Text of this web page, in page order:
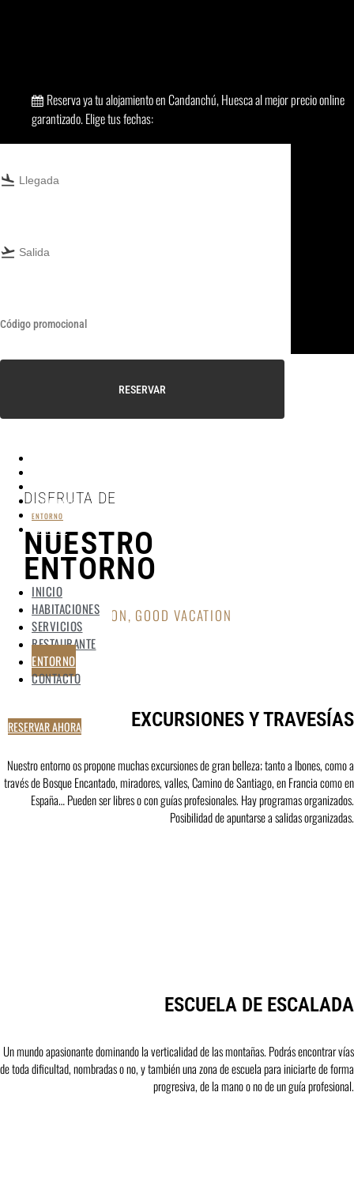
RESTAURANTE
ENTORNO
CONTACTO
INICIO
HABITACIONES
SERVICIOS
RESTAURANTE
ENTORNO
CONTACTO
RESERVAR AHORA
Reserva ya tu alojamiento en Candanchú, Huesca al mejor precio online
garantizado. Elige tus fechas:
flight_land
flight_takeoff
RESERVAR
DISFRUTA DE
NUESTRO
ENTORNO
GOOD UBICATION, GOOD VACATION
EXCURSIONES Y TRAVESÍAS
Nuestro entorno os propone muchas excursiones de gran belleza; tanto a Ibones, como a
través de Bosque Encantado, miradores, valles, Camino de Santiago, en Francia como en
España… Pueden ser libres o con guías profesionales. Hay programas organizados.
Posibilidad de apuntarse a salidas organizadas.
ESCUELA DE ESCALADA
Un mundo apasionante dominando la verticalidad de las montañas. Podrás encontrar vías
de toda dificultad, nombradas o no, y también una zona de escuela para iniciarte de forma
progresiva, de la mano o no de un guía profesional.